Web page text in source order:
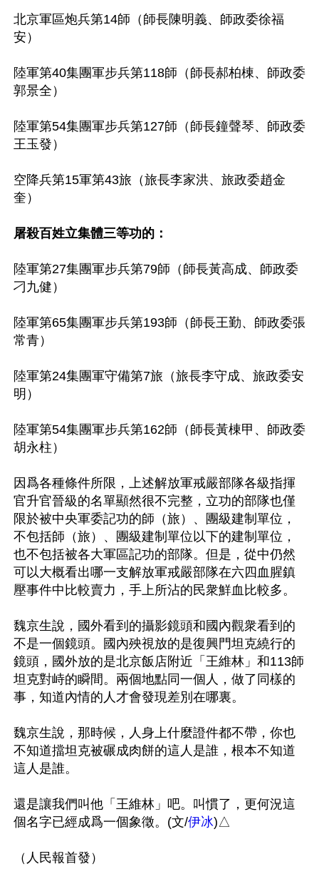
北京軍區炮兵第14師（師長陳明義、師政委徐福
安）
陸軍第40集團軍步兵第118師（師長郝柏棟、師政委
郭景全）
陸軍第54集團軍步兵第127師（師長鐘聲琴、師政委
王玉發）
空降兵第15軍第43旅（旅長李家洪、旅政委趙金
奎）
屠殺百姓立集體三等功的：
陸軍第27集團軍步兵第79師（師長黃高成、師政委
刁九健）
陸軍第65集團軍步兵第193師（師長王勤、師政委張
常青）
陸軍第24集團軍守備第7旅（旅長李守成、旅政委安
明）
陸軍第54集團軍步兵第162師（師長黃棟甲、師政委
胡永柱）
因爲各種條件所限，上述解放軍戒嚴部隊各級指揮
官升官晉級的名單顯然很不完整，立功的部隊也僅
限於被中央軍委記功的師（旅）、團級建制單位，
不包括師（旅）、團級建制單位以下的建制單位，
也不包括被各大軍區記功的部隊。但是，從中仍然
可以大概看出哪一支解放軍戒嚴部隊在六四血腥鎮
壓事件中比較賣力，手上所沾的民衆鮮血比較多。
魏京生說，國外看到的攝影鏡頭和國內觀衆看到的
不是一個鏡頭。國內殃視放的是復興門坦克繞行的
鏡頭，國外放的是北京飯店附近「王維林」和113師
坦克對峙的瞬間。兩個地點同一個人，做了同樣的
事，知道內情的人才會發現差別在哪裏。
魏京生說，那時候，人身上什麼證件都不帶，你也
不知道擋坦克被碾成肉餅的這人是誰，根本不知道
這人是誰。
還是讓我們叫他「王維林」吧。叫慣了，更何況這
個名字已經成爲一個象徵。(文/伊冰)△